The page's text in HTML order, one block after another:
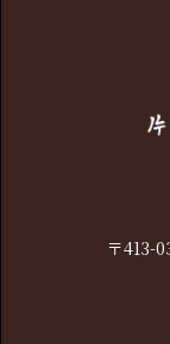
〒413-